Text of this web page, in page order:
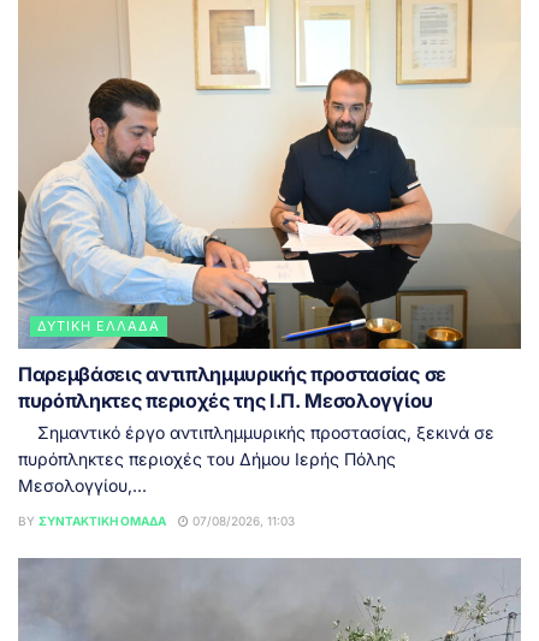
ΔΥΤΙΚΉ ΕΛΛΆΔΑ
Παρεμβάσεις αντιπλημμυρικής προστασίας σε
πυρόπληκτες περιοχές της Ι.Π. Μεσολογγίου
Σημαντικό έργο αντιπλημμυρικής προστασίας, ξεκινά σε
πυρόπληκτες περιοχές του Δήμου Ιερής Πόλης
Μεσολογγίου,...
BY ΣΥΝΤΑΚΤΙΚΉ ΟΜΆΔΑ 07/08/2026, 11:03